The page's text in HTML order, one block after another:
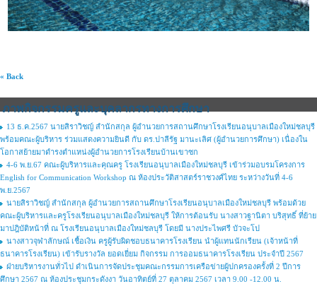
« Back
ภาพกิจกรรมครูและบุคลากรทางการศึกษา
13 ธ.ค.2567 นายสิราวิชญ์ สำนักสกุล ผู้อำนวยการสถานศึกษาโรงเรียนอนุบาลเมืองใหม่ชลบุรี
พร้อมคณะผู้บริหาร ร่วมแสดงความยินดี กับ ดร.ปาลีรัฐ มานะเลิศ (ผู้อำนวยการศึกษา) เนื่องใน
โอกาสย้ายมาดำรงตำแหน่งผู้อำนวยการโรงเรียนบ้านเขาซก
4-6 พ.ย.67 คณะผู้บริหารและคุณครู โรงเรียนอนุบาลเมืองใหม่ชลบุรี เข้าร่วมอบรมโครงการ
English for Communication Workshop ณ ห้องประวัติสาสตร์ราชวงศ์ไทย ระหว่างวันที่ 4-6
พ.ย.2567
นายสิราวิชญ์ สำนักสกุล ผู้อำนวยการสถานศึกษาโรงเรียนอนุบาลเมืองใหม่ชลบุรี พร้อมด้วย
คณะผู้บริหารและครูโรงเรียนอนุบาลเมืองใหม่ชลบุรี ให้การต้อนรับ นางสาวฐานิตา บริสุทธิ์ ที่ย้าย
มาปฎิบัติหน้าที่ ณ โรงเรียนอนุบาลเมืองใหม่ชลบุรี โดยมี นางประไพศรี บัวจะโป
นางสาวจุฬาลักษณ์ เชื้อเงิน ครูผู้รับผิดชอบธนาคารโรงเรียน นำผู้แทนนักเรียน (เจ้าหน้าที่
ธนาคารโรงเรียน) เข้ารับรางวัล ยอดเยี่ยม กิจกรรม การออมธนาคารโรงเรียน ประจำปี 2567
ฝ่ายบริหารงานทั่วไป ดำเนินการจัดประชุมคณะกรรมการเครือข่ายผู้ปกครองครั้งที่ 2 ปีการ
ศึกษา 2567 ณ ห้องประชุมกระดังงา วันอาทิตย์ที่ 27 ตุลาคม 2567 เวลา 9.00 -12.00 น.